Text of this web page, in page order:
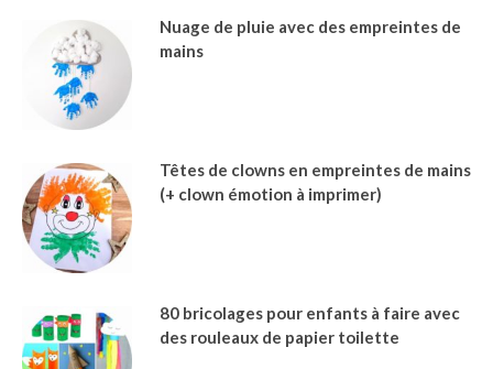
Nuage de pluie avec des empreintes de
mains
Têtes de clowns en empreintes de mains
(+ clown émotion à imprimer)
80 bricolages pour enfants à faire avec
des rouleaux de papier toilette